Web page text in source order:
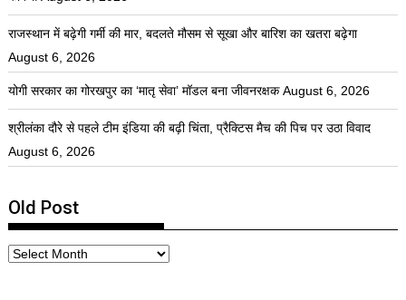
राजस्थान में बढ़ेगी गर्मी की मार, बदलते मौसम से सूखा और बारिश का खतरा बढ़ेगा
August 6, 2026
योगी सरकार का गोरखपुर का ‘मातृ सेवा’ मॉडल बना जीवनरक्षक August 6, 2026
श्रीलंका दौरे से पहले टीम इंडिया की बढ़ी चिंता, प्रैक्टिस मैच की पिच पर उठा विवाद
August 6, 2026
Old Post